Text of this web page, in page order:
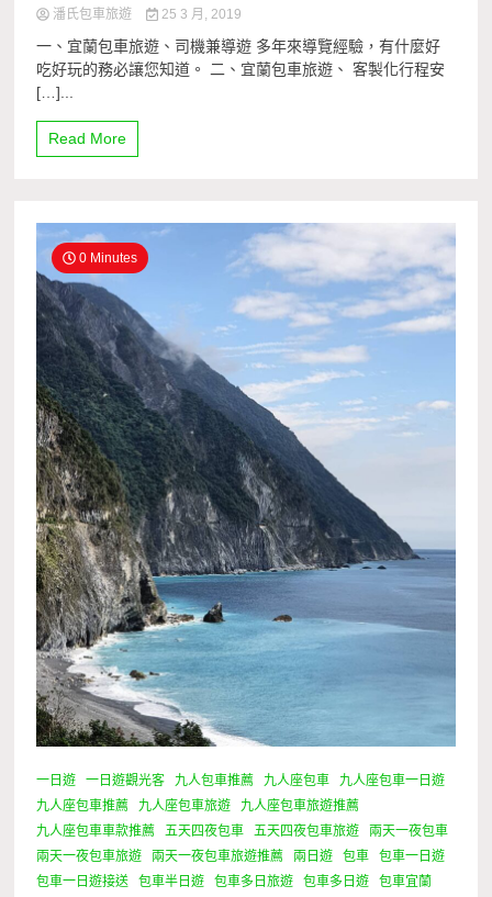
潘氏包車旅遊 25 3 月, 2019
一、宜蘭包車旅遊、司機兼導遊 多年來導覽經驗，有什麼好
吃好玩的務必讓您知道。 二、宜蘭包車旅遊、 客製化行程安
[…]...
Read More
0 Minutes
一日遊 一日遊觀光客 九人包車推薦 九人座包車
九人座包車一日遊
九人座包車推薦
九人座包車旅遊
九人座包車旅遊推薦
九人座包車車款推薦
五天四夜包車 五天四夜包車旅遊
兩天一夜包車
兩天一夜包車旅遊
兩天一夜包車旅遊推薦 兩日遊 包車
包車一日遊
包車一日遊接送
包車半日遊 包車多日旅遊 包車多日遊
包車宜蘭